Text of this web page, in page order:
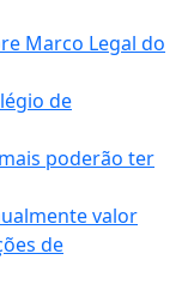
Marco Legal do
de
poderão ter
valor
de